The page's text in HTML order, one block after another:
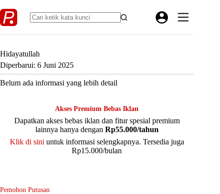
to
content
Hidayatullah
Diperbarui: 6 Juni 2025
Belum ada informasi yang lebih detail
Akses Premium Bebas Iklan
Dapatkan akses bebas iklan dan fitur spesial premium
lainnya hanya dengan Rp55.000/tahun
Klik di sini untuk informasi selengkapnya. Tersedia juga
Rp15.000/bulan
Pemohon Putusan